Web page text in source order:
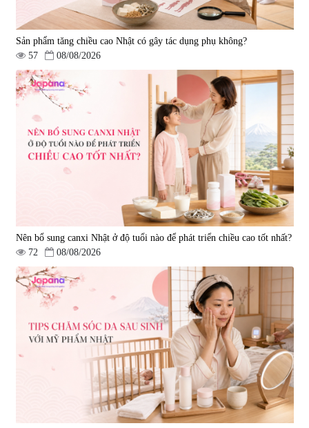
Sản phẩm tăng chiều cao Nhật có gây tác dụng phụ không?
57
08/08/2026
Nên bổ sung canxi Nhật ở độ tuổi nào để phát triển chiều cao tốt nhất?
72
08/08/2026